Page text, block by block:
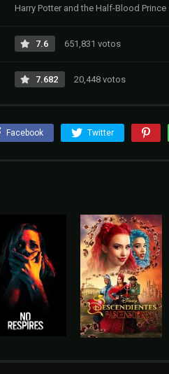
Harry Potter and the Half-Blood Prince
7.6 651,831 votos
7.682 20,448 votos
Facebook Twitter